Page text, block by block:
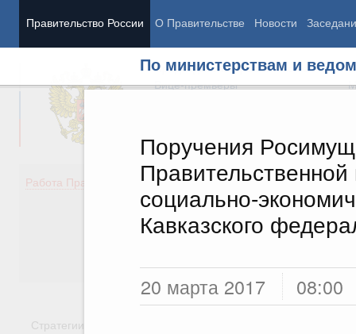
Правительство России О Правительстве Новости
По министерствам и
Поручения
социально-
Кавказского
20 марта 2017 08:00
Председатель Правительства
Вице-премьеры
Работа Правительства
Демография
Здоровье
Культура
Государство
Стратегии